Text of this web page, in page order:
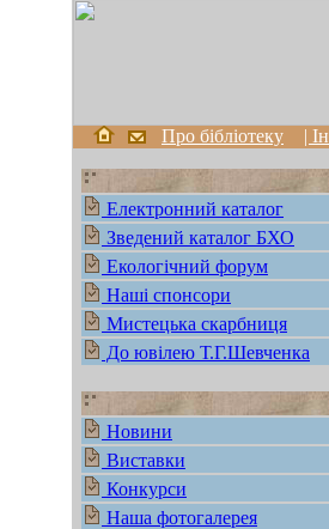
Про бібліотеку |
Електронний каталог
Зведений каталог БХО
Екологічний форум
Наші спонсори
Мистецька скарбниця
До ювілею Т.Г.Шевченка
Новини
Виставки
Конкурси
Наша фотогалерея